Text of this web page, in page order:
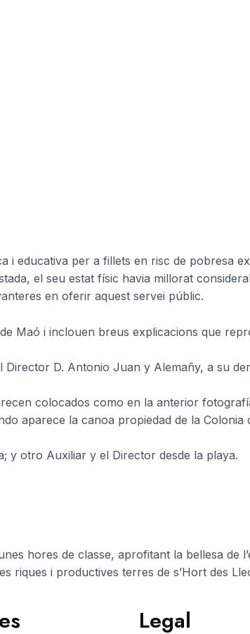
i educativa per a fillets en risc de pobresa
el seu estat físic havia millorat
en oferir aquest servei públic.
Maó i inclouen breus explicacions que
D. Antonio Juan y Alemañy, a su
colocados como en la anterior
aparece la canoa propiedad de la
y otro Auxiliar y el Director desde la playa.
hores de classe, aprofitant la bellesa de
riques i productives terres de s’Hort des
Legal